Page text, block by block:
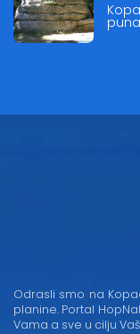
Odrasli smo na
planine. Portal
Vama a sve u cilju